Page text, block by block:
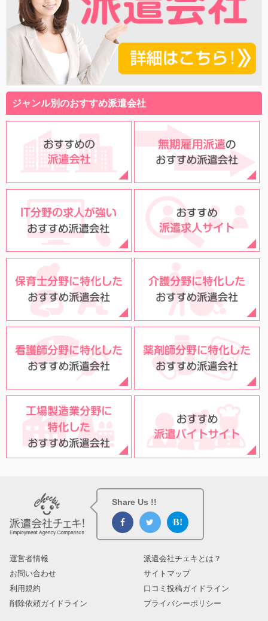
ジャンル別のおすすめ派遣会社
Share Us !!
運営者情報
派遣会社チェキとは？
お問い合わせ
サイトマップ
利用規約
口コミ投稿ガイドライン
削除依頼ガイドライン
プライバシーポリシー